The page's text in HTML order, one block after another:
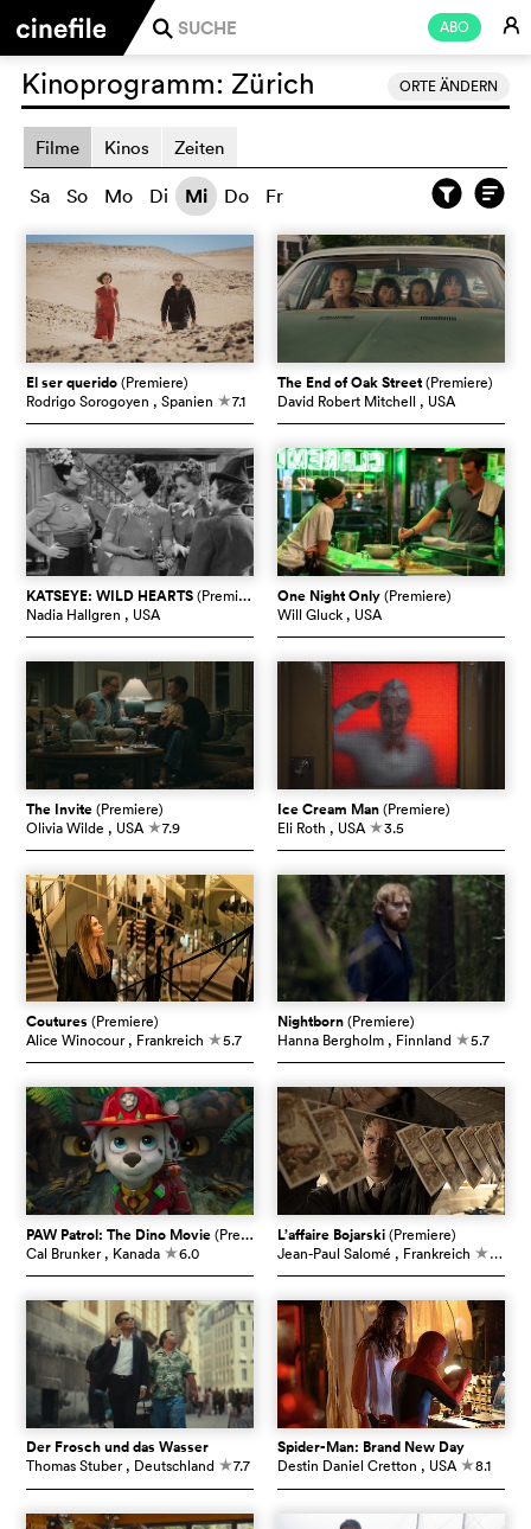
ABO E
j
ORTE ÄNDERN
Kinoprogramm: Zürich
Filme Kinos Zeiten
Sa So Mo Di Mi Do Fr
El ser querido(Premiere)
Rodrigo Sorogoyen , Spanien c7.1
The End of Oak Street(Premiere)
David Robert Mitchell , USA
KATSEYE: WILD HEARTS(Premiere)
Nadia Hallgren , USA
One Night Only(Premiere)
Will Gluck , USA
The Invite(Premiere)
Olivia Wilde , USA c7.9
Ice Cream Man(Premiere)
Eli Roth , USA c3.5
Coutures (Premiere)
Alice Winocour , Frankreich c5.7
Nightborn(Premiere)
Hanna Bergholm , Finnland c5.7
PAW Patrol: The Dino Movie(Premiere)
Cal Brunker , Kanada c6.0
L’affaire Bojarski(Premiere)
Jean-Paul Salomé , Frankreich c7.0
Der Frosch und das Wasser
Thomas Stuber , Deutschland c7.7
Spider-Man: Brand New Day
Destin Daniel Cretton , USA c8.1